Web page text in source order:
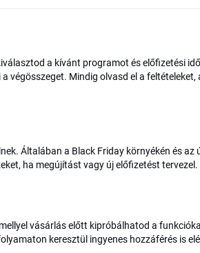
a kívánt programot és előfizetési
végösszeget. Mindig olvasd el a feltételeket,
Általában a Black Friday környékén és az
ha megújítást vagy új előfizetést tervezel.
vásárlás előtt kipróbálhatod a
keresztül ingyenes hozzáférés is